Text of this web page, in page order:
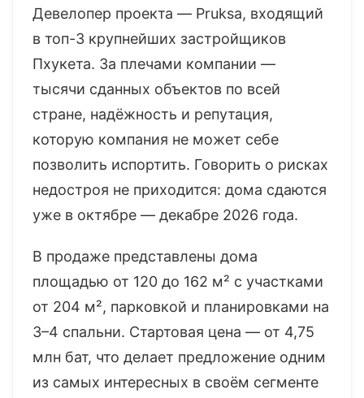
Девелопер проекта — Pruksa, входящий
в топ-3 крупнейших застройщиков
Пхукета. За плечами компании —
тысячи сданных объектов по всей
стране, надёжность и репутация,
которую компания не может себе
позволить испортить. Говорить о рисках
недостроя не приходится: дома сдаются
уже в октябре — декабре 2026 года.
В продаже представлены дома
площадью от 120 до 162 м² с участками
от 204 м², парковкой и планировками на
3–4 спальни. Стартовая цена — от 4,75
млн бат, что делает предложение одним
из самых интересных в своём сегменте